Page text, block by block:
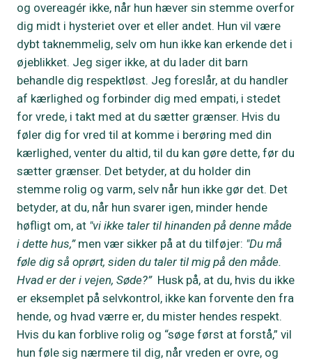
og overeagér ikke, når hun hæver sin stemme overfor
dig midt i hysteriet over et eller andet. Hun vil være
dybt taknemmelig, selv om hun ikke kan erkende det i
øjeblikket. Jeg siger ikke, at du lader dit barn
behandle dig respektløst. Jeg foreslår, at du handler
af kærlighed og forbinder dig med empati, i stedet
for vrede, i takt med at du sætter grænser. Hvis du
føler dig for vred til at komme i berøring med din
kærlighed, venter du altid, til du kan gøre dette, før du
sætter grænser. Det betyder, at du holder din
stemme rolig og varm, selv når hun ikke gør det. Det
betyder, at du, når hun svarer igen, minder hende
høfligt om, at "vi ikke taler til hinanden på denne måde
i dette hus,” men vær sikker på at du tilføjer: "Du må
føle dig så oprørt, siden du taler til mig på den måde.
Hvad er der i vejen, Søde?” Husk på, at du, hvis du ikke
er eksemplet på selvkontrol, ikke kan forvente den fra
hende, og hvad værre er, du mister hendes respekt.
Hvis du kan forblive rolig og “søge først at forstå,” vil
hun føle sig nærmere til dig, når vreden er ovre, og